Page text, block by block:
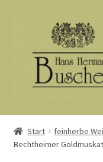
Navigation
springen
springen
Start
AGB
Start feinherbe
Bechtheimer